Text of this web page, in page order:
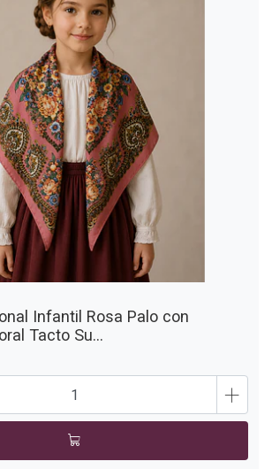
Infantil Rosa Palo con
Tacto Su...
+